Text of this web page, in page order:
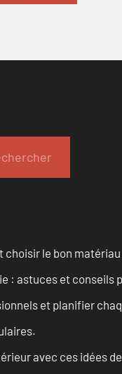
le bon
: astuces et conseils
et planifier
avec ces idées